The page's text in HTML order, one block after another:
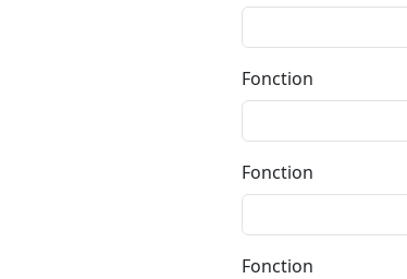
Fonction
Fonction
Fonction